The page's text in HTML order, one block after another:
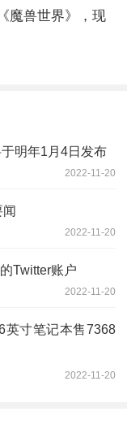
魔兽世界》，现
明年1月4日发布
2022-11-20
2022-11-20
Twitter账户
2022-11-20
英寸笔记本售7368
2022-11-20